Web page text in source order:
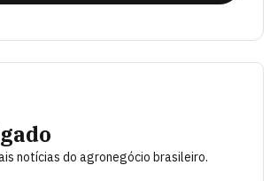
notícias do agronegócio brasileiro.